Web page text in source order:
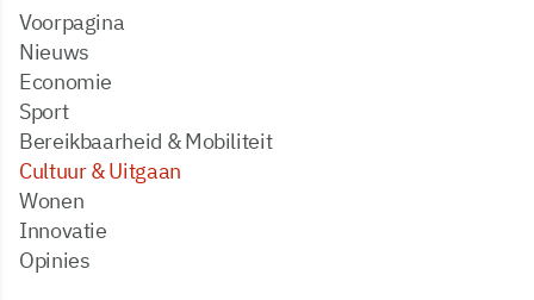
Voorpagina
Nieuws
Economie
Sport
Bereikbaarheid & Mobiliteit
Cultuur & Uitgaan
Wonen
Innovatie
Opinies